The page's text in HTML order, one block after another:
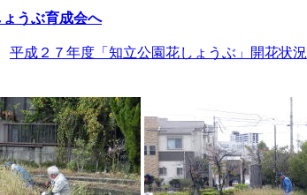
うぶ育成会へ
平成２７年度「知立公園花しょうぶ」開花状況